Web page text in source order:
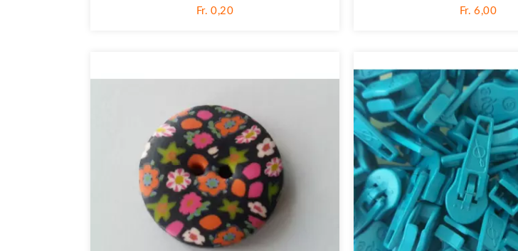
Fr. 0,20 Fr. 6,00